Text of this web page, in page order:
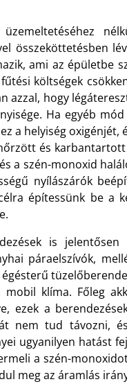
összeköttetésben
ami az épületbe
költségek
azzal, hogy
Ha egyéb
a helyiség
és
a szén-monoxid
nyílászárók
építessünk be a
is
páraelszívók,
mobil klíma. Főleg
ezek a
nem tud távozni,
ugyanilyen hatást
a szén-
meg az áramlás